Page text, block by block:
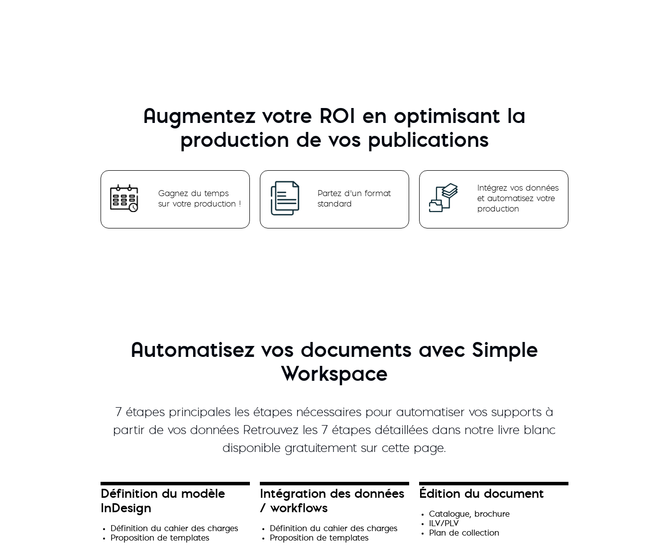
Augmentez votre ROI en optimisant la
production de vos publications
Gagnez du temps
sur votre production !
Partez d’un format
standard
Intégrez vos données
et automatisez votre
production
Automatisez vos documents avec Simple
Workspace
7 étapes principales les étapes nécessaires pour automatiser vos supports à
partir de vos données Retrouvez les 7 étapes détaillées dans notre livre blanc
disponible gratuitement sur cette page.
Définition du modèle
InDesign
Définition du cahier des charges
Proposition de templates
Intégration des données
/ workflows
Définition du cahier des charges
Proposition de templates
Édition du document
Catalogue, brochure
ILV/PLV
Plan de collection